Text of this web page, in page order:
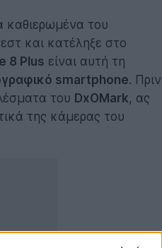
καθιερωμένα του
και κατέληξε στο
8 Plus είναι αυτή τη
smartphone. Πριν
του DxOMark, ας
της κάμερας του